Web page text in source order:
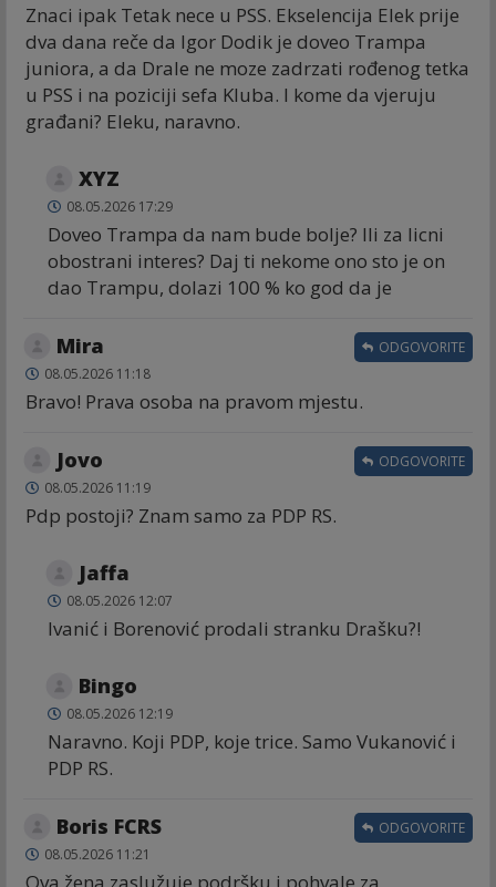
Znaci ipak Tetak nece u PSS. Ekselencija Elek prije
dva dana reče da Igor Dodik je doveo Trampa
juniora, a da Drale ne moze zadrzati rođenog tetka
u PSS i na poziciji sefa Kluba. I kome da vjeruju
građani? Eleku, naravno.
XYZ
08.05.2026 17:29
Doveo Trampa da nam bude bolje? Ili za licni
obostrani interes? Daj ti nekome ono sto je on
dao Trampu, dolazi 100 % ko god da je
Mira
08.05.2026 11:18
Bravo! Prava osoba na pravom mjestu.
ODGOVORITE
Jovo
08.05.2026 11:19
Pdp postoji? Znam samo za PDP RS.
ODGOVORITE
Jaffa
08.05.2026 12:07
Ivanić i Borenović prodali stranku Drašku?!
Bingo
08.05.2026 12:19
Naravno. Koji PDP, koje trice. Samo Vukanović i
PDP RS.
Boris FCRS
08.05.2026 11:21
Ova žena zaslužuje podršku i pohvale za
ODGOVORITE